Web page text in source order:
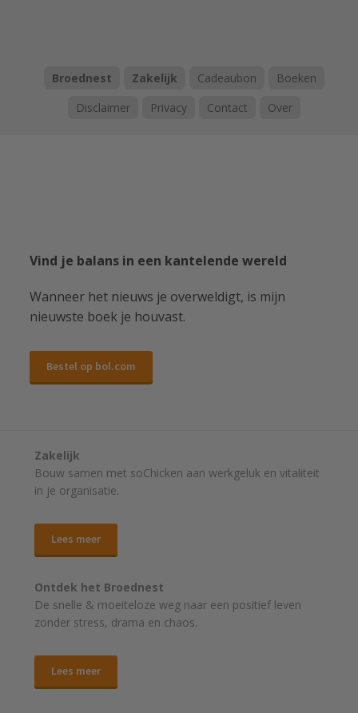
Broednest Zakelijk Cadeaubon
Boeken
Disclaimer
Privacy Contact Over
Vind je balans in een kantelende wereld
Wanneer het nieuws je overweldigt, is mijn
nieuwste boek je houvast.
Bestel op bol.com
Zakelijk
Bouw samen met soChicken aan werkgeluk en vitaliteit
in je organisatie.
Lees meer
Ontdek het Broednest
De snelle & moeiteloze weg naar een positief leven
zonder stress, drama en chaos.
Lees meer